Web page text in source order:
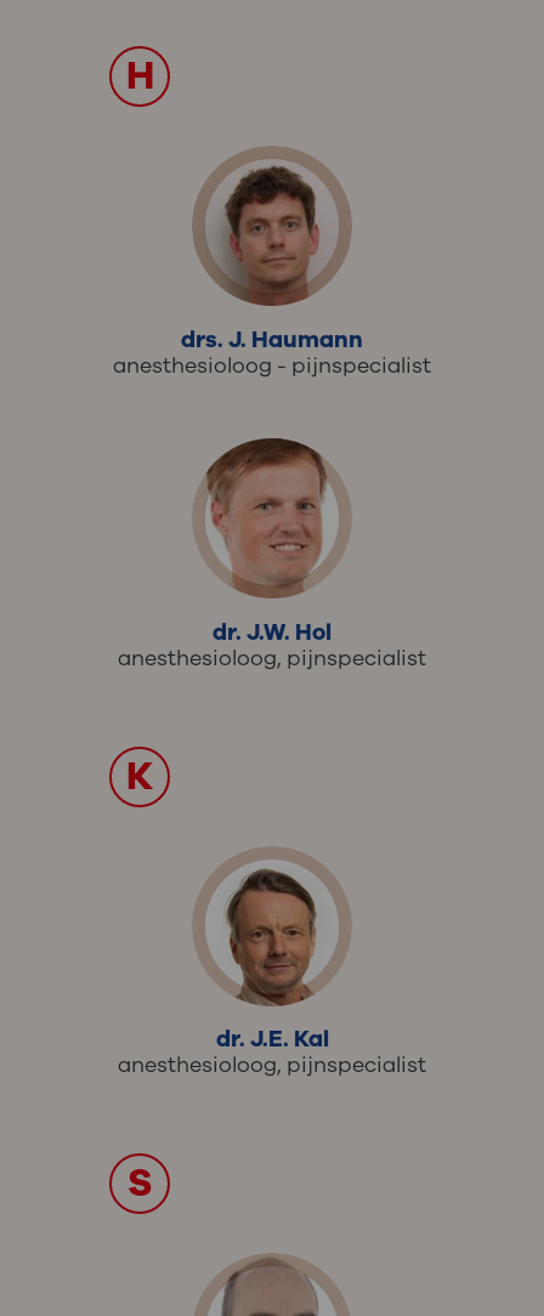
H
drs. J. Haumann
anesthesioloog - pijnspecialist
dr. J.W. Hol
anesthesioloog, pijnspecialist
K
dr. J.E. Kal
anesthesioloog, pijnspecialist
S